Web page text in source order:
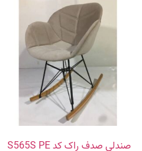
صندلی صدف راک کد S565S PE